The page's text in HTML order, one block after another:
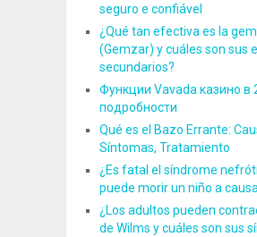
seguro e confiável
¿Qué tan efectiva es la
(Gemzar) y cuáles son sus
secundarios?
Функции Vavada казино в
подробности
Qué es el Bazo Errante:
Síntomas, Tratamiento
¿Es fatal el síndrome
puede morir un niño a
¿Los adultos pueden
de Wilms y cuáles son sus